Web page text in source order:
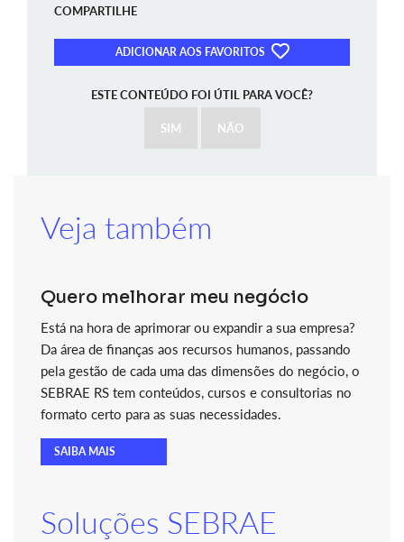
COMPARTILHE
ADICIONAR AOS FAVORITOS
ESTE CONTEÚDO FOI ÚTIL PARA VOCÊ?
SIM NÃO
Veja também
Quero melhorar meu negócio
Está na hora de aprimorar ou expandir a sua empresa?
Da área de finanças aos recursos humanos, passando
pela gestão de cada uma das dimensões do negócio, o
SEBRAE RS tem conteúdos, cursos e consultorias no
formato certo para as suas necessidades.
SAIBA MAIS
Soluções SEBRAE